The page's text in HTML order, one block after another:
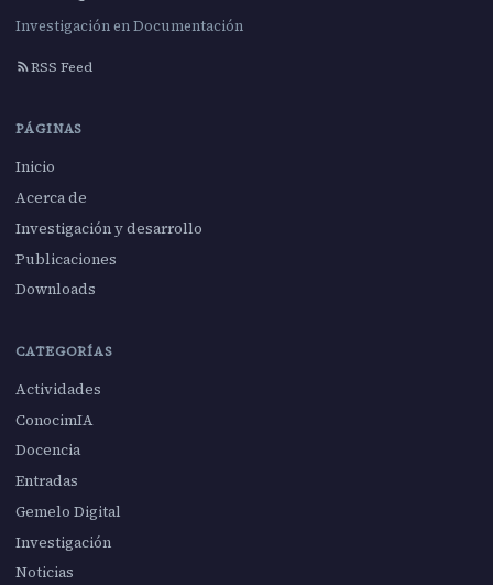
Investigación en Documentación
RSS Feed
PÁGINAS
Inicio
Acerca de
Investigación y desarrollo
Publicaciones
Downloads
CATEGORÍAS
Actividades
ConocimIA
Docencia
Entradas
Gemelo Digital
Investigación
Noticias